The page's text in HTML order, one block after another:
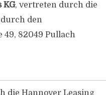
KG, vertreten durch die
den
49, 82049 Pullach
die Hannover Leasing